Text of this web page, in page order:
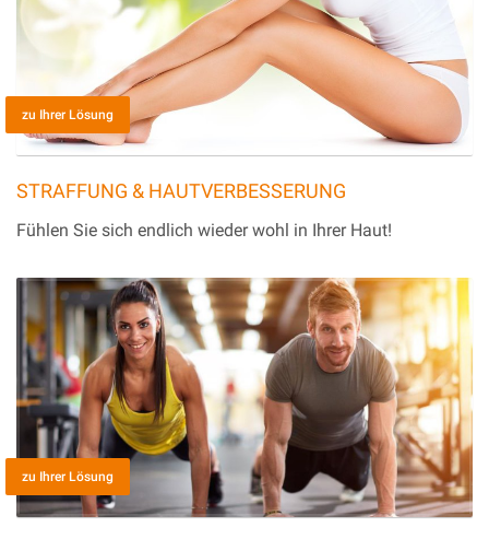
zu Ihrer Lösung
STRAFFUNG & HAUTVERBESSERUNG
Fühlen Sie sich endlich wieder wohl in Ihrer Haut!
zu Ihrer Lösung